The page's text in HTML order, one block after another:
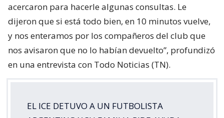
acercaron para hacerle algunas consultas. Le
dijeron que si está todo bien, en 10 minutos vuelve,
y nos enteramos por los compañeros del club que
nos avisaron que no lo habían devuelto”, profundizó
en una entrevista con Todo Noticias (TN).
EL ICE DETUVO A UN FUTBOLISTA